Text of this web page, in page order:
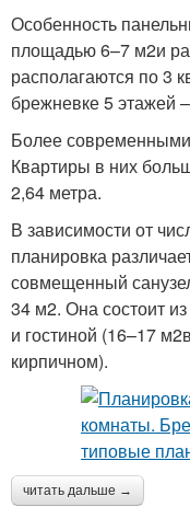
Особенность
площадью 6–7 м2и
располагаются по 3
брежневке 5 этажей
Более
Квартиры в них
2,64 метра.
В зависимости от
планировка
совмещенный
34 м2. Она состоит
и гостиной (16–17
кирпичном).
читать дальше →